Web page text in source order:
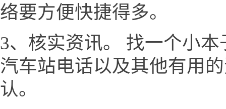
络要方便快捷得多。
3、核实资讯。 找一个小
汽车站电话以及其他有用
认。